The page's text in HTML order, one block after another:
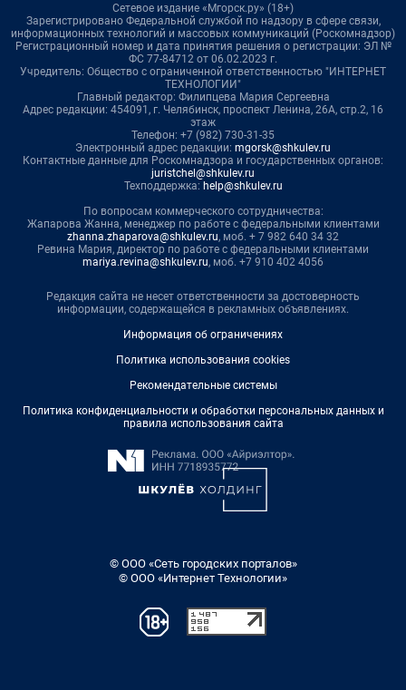
Сетевое издание «Мгорск.ру» (18+)
Зарегистрировано Федеральной службой по надзору в сфере связи,
информационных технологий и массовых коммуникаций (Роскомнадзор)
Регистрационный номер и дата принятия решения о регистрации: ЭЛ №
ФС 77-84712 от 06.02.2023 г.
Учредитель: Общество с ограниченной ответственностью "ИНТЕРНЕТ
ТЕХНОЛОГИИ"
Главный редактор: Филипцева Мария Сергеевна
Адрес редакции: 454091, г. Челябинск, проспект Ленина, 26А, стр.2, 16
этаж
Телефон: +7 (982) 730-31-35
Электронный адрес редакции: mgorsk@shkulev.ru
Контактные данные для Роскомнадзора и государственных органов:
juristchel@shkulev.ru
Техподдержка: help@shkulev.ru
По вопросам коммерческого сотрудничества:
Жапарова Жанна, менеджер по работе с федеральными клиентами
zhanna.zhaparova@shkulev.ru, моб. + 7 982 640 34 32
Ревина Мария, директор по работе с федеральными клиентами
mariya.revina@shkulev.ru, моб. +7 910 402 4056
Редакция сайта не несет ответственности за достоверность
информации, содержащейся в рекламных объявлениях.
Информация об ограничениях
Политика использования cookies
Рекомендательные системы
Политика конфиденциальности и обработки персональных данных и
правила использования сайта
© ООО «Сеть городских порталов»
© ООО «Интернет Технологии»